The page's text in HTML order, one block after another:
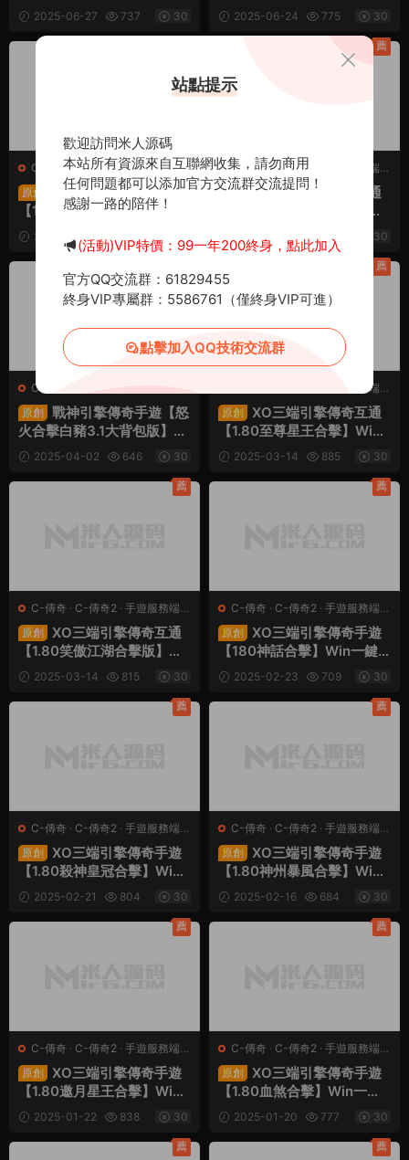
n一鍵服務端+PC安卓蘋果
三端+加密工具+視頻架設教
程
2025-06-27 737 30
一鍵服務端+PC安卓蘋果三
端+加密工具+視頻架設教程
2025-06-24 775 30
C-傳奇·C-傳奇2 ·手遊服務端·
端遊服務端
原創
XO三端引擎傳奇手遊
【1.80龍騰盛世合擊】Win
一鍵服務端+PC安卓蘋果三
端+加密工具+視頻架設教程
2025-06-23 732
C-傳奇·C-傳奇2 手遊服務端·
端遊服務端
原創 XO三端引擎傳奇互通
【1.80大聖極品星王合擊】
Win一鍵服務端+PC安卓蘋
果三端+加密工具+視頻架設
2025-06-10 931 30
薦
C-傳奇
原創
戰神引擎傳奇手遊【怒
火合擊白豬3.1大背包版】Wi
n一鍵服務端+安卓蘋果雙端
+GM授權物品後台+視頻架
設教程
2025-04-02 646 30
手遊服務端·
端遊服務端
原創
XO三端引擎傳奇互通
【1.80至尊星王合擊】Win
一鍵服務端+PC安卓蘋果三
端+加密工具+視頻架設教程
2025-03-14 885 30
薦
C-傳奇 · C-傳奇2 · 手遊服務端·
端遊服務端
原創
XO三端引擎傳奇互通
【1.80笑傲江湖合擊版】Wi
n一鍵服務端+PC安卓蘋果
三端+加密工具+視頻架設教
程
2025-03-14 815 30
薦
C-傳奇 · C-傳奇2 · 手遊服務端·
端遊服務端
原創
XO三端引擎傳奇手遊
【180神話合擊】Win一鍵
服務端+PC安卓蘋果三端
+加密工具+視頻架設工具
2025-02-23 709 30
薦
C-傳奇 · C-傳奇2 · 手遊服務端·
端遊服務端
原創
XO三端引擎傳奇手遊
【1.80殺神皇冠合擊】Win
一鍵服務端+PC安卓蘋果三
端+加密工具+視頻架設教程
2025-02-21 804 30
薦
C-傳奇 · C-傳奇2 · 手遊服務端·
端遊服務端
原創
XO三端引擎傳奇手遊
【1.80神州暴風合擊】Win
一鍵服務端+PC安卓蘋果三
端+加密工具+視頻架設教程
2025-02-16 684 30
薦
C-傳奇 · C-傳奇2 · 手遊服務端·
端遊服務端
原創
XO三端引擎傳奇手遊
【1.80邀月星王合擊】Win
一鍵服務端+PC安卓蘋果三
端+加密工具+視頻架設教程
2025-01-22 838 30
薦
C-傳奇 · C-傳奇2 · 手遊服務端·
端遊服務端
原創
XO三端引擎傳奇手遊
【1.80血煞合擊】Win一鍵
服務端+PC安卓蘋果三端
+加密工具+視頻架設教程
2025-01-20 777 30
薦
薦 薦
站點提示
歡迎訪問米人源碼
本站所有資源來自互聯網收集，請勿商用
任何問題都可以添加官方交流群交流提問！
感謝一路的陪伴！
(活動)VIP特價：99一年200終身，點此加入
官方QQ交流群：61829455
終身VIP專屬群：5586761（僅終身VIP可進）
點擊加入QQ技術交流群